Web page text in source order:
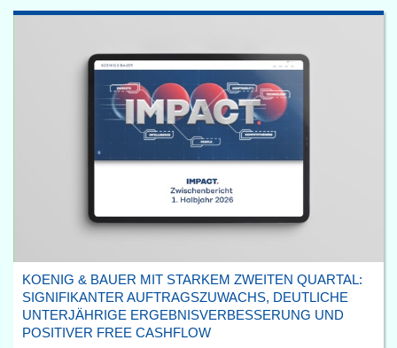
KOENIG & BAUER MIT STARKEM ZWEITEN QUARTAL:
SIGNIFIKANTER AUFTRAGSZUWACHS, DEUTLICHE
UNTERJÄHRIGE ERGEBNISVERBESSERUNG UND
POSITIVER FREE CASHFLOW